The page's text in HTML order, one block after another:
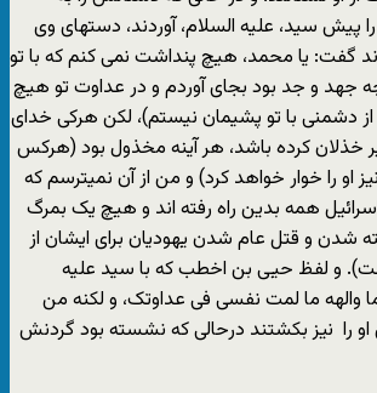
پیش سید، علیه السلام، آوردند، دستهای وی
گفت: یا محمد، هیچ پنداشت نمی کنم که با تو
جهد و جد بود بجای آوردم و در عداوت تو هیچ
از دشمنی با تو پشیمان نیستم)، لکن هرکی خدای
خذلان کرده باشد، هر آینه مخذول بود (هرکس
او را خوار خواهد کرد) و من از آن نمیترسم که
همه بدین راه رفته اند و هیچ یک بمرگ
شدن و قتل عام شدن یهودیان برای ایشان از
و لفظ حیی بن اخطب که با سید علیه
والهه ما لمت نفسی فی عداوتک، و لکنه من
را نیز بکشتند درحالی که نشسته بود گردنش